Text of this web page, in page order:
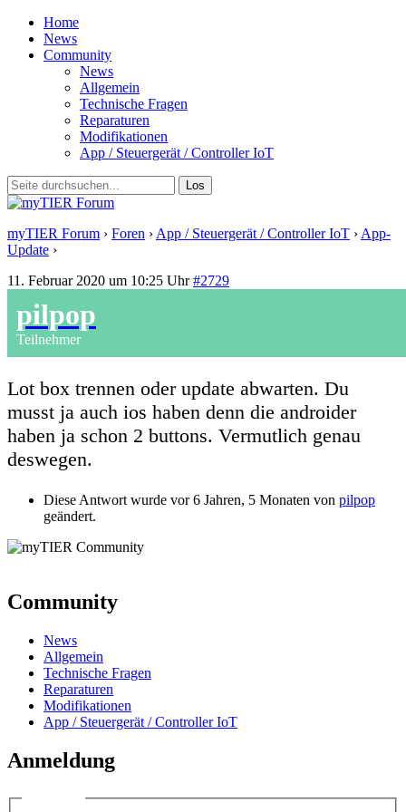
Home
News
Community
News
Allgemein
Technische Fragen
Reparaturen
Modifikationen
App / Steuergerät / Controller IoT
myTIER Forum › Foren › App / Steuergerät / Controller IoT › App-
Update ›
11. Februar 2020 um 10:25 Uhr #2729
pilpop
Teilnehmer
Lot box trennen oder update abwarten. Du
musst ja auch ios haben denn die androider
haben ja schon 2 buttons. Vermutlich genau
deswegen.
Diese Antwort wurde vor 6 Jahren, 5 Monaten von pilpop
geändert.
Community
News
Allgemein
Technische Fragen
Reparaturen
Modifikationen
App / Steuergerät / Controller IoT
Anmeldung